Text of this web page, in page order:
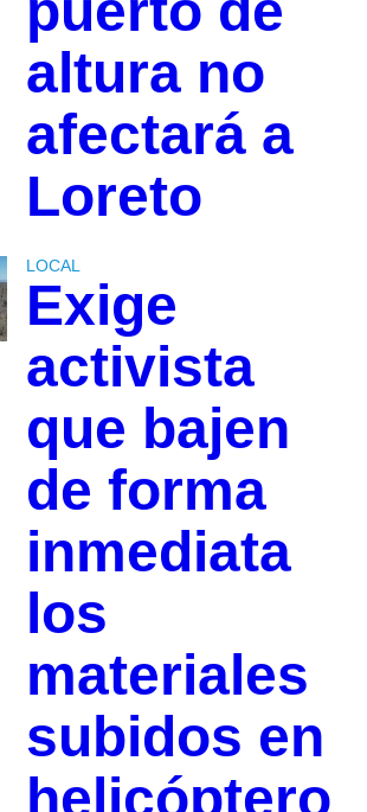
altura no
afectará a
Loreto
LOCAL
Exige
activista
que bajen
de forma
inmediata
los
materiales
subidos en
helicóptero